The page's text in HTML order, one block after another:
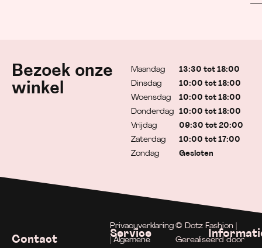
Bezoek onze
winkel
Maandag
Dinsdag
Woensdag
Donderdag
Vrijdag
Zaterdag
Zondag
13:30 tot 18:00
10:00 tot 18:00
10:00 tot 18:00
10:00 tot 18:00
09:30 tot 20:00
10:00 tot 17:00
Gesloten
Contact Service
Privacyverklaring
| Algemene
© Dotz Fashion |
Gerealiseerd door